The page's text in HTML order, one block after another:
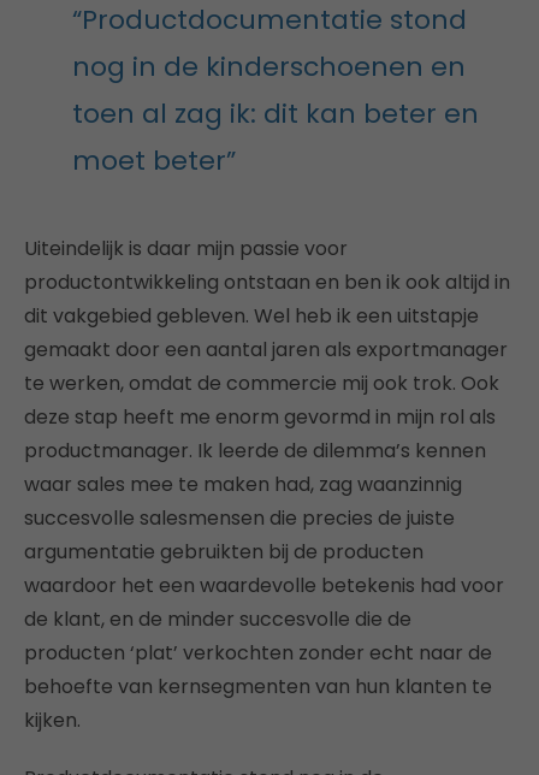
“Productdocumentatie stond
nog in de kinderschoenen en
toen al zag ik: dit kan beter en
moet beter”
Uiteindelijk is daar mijn passie voor
productontwikkeling ontstaan en ben ik ook altijd in
dit vakgebied gebleven. Wel heb ik een uitstapje
gemaakt door een aantal jaren als exportmanager
te werken, omdat de commercie mij ook trok. Ook
deze stap heeft me enorm gevormd in mijn rol als
productmanager. Ik leerde de dilemma’s kennen
waar sales mee te maken had, zag waanzinnig
succesvolle salesmensen die precies de juiste
argumentatie gebruikten bij de producten
waardoor het een waardevolle betekenis had voor
de klant, en de minder succesvolle die de
producten ‘plat’ verkochten zonder echt naar de
behoefte van kernsegmenten van hun klanten te
kijken.